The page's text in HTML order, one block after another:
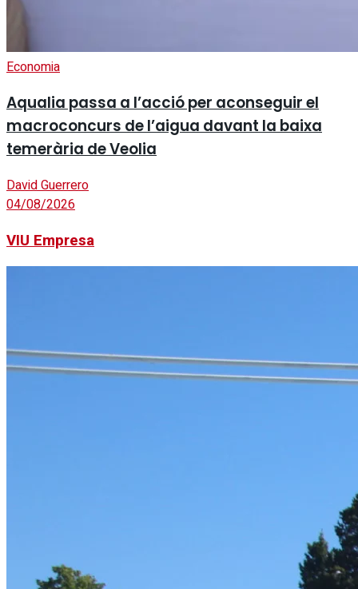
Economia
Aqualia passa a l’acció per aconseguir el
macroconcurs de l’aigua davant la baixa
temerària de Veolia
David Guerrero
04/08/2026
VIU Empresa